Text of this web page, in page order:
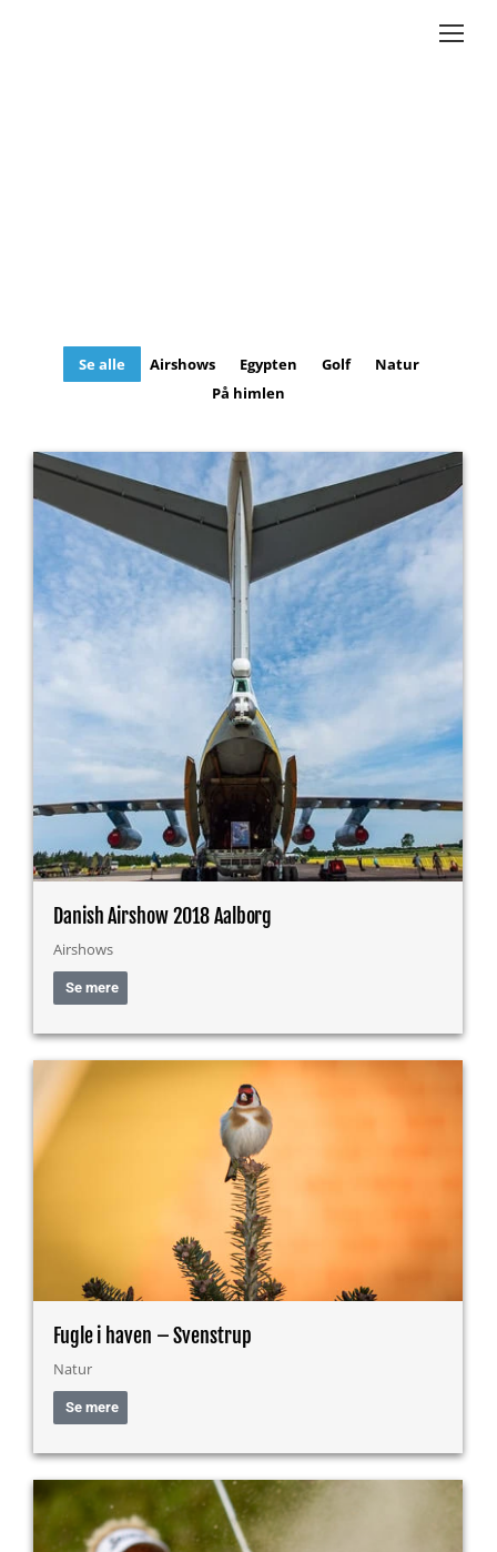
Se alle Airshows Egypten Golf
Natur
På himlen
Danish Airshow 2018 Aalborg
Airshows
Se mere
Fugle i haven – Svenstrup
Natur
Se mere